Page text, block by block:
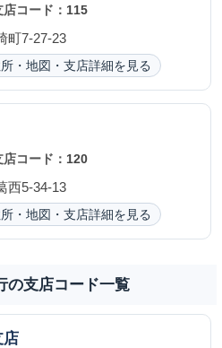
店コード： 115
町7-27-23
・地図・支店詳細を見る
店コード： 120
西5-34-13
・地図・支店詳細を見る
の支店コード一覧
店